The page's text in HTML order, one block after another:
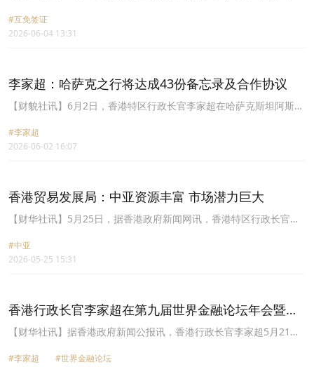
会、个人发展空间等。第三，五年规划有助香港更好融入和服务国家
发展大局，有利「一国两制」成功实践，让香港可享中国机遇和国际
划将巩固传统优势，开辟新赛道。企业将受惠于更清晰的政策方向、
更优质的营商环境，以及对接国家战略所带来的更多商机。
讨，让双方旅客可免签证逗留30天。双方政府代表今日在行政长官李
家超及乌兹别克斯坦外长赛尔多夫的见证下互换照会，确认建立互免
斯坦10天；乌兹别克斯坦外交及公务护照持有人可免签证访港14天，
而乌兹别克斯坦普通护照持有人访港须申领签证。为建立更紧密的双
边关系，特区政府与乌兹别克斯坦政府建立互免签证的安排，将香港
天，而乌兹别克斯坦所有护照持有人将可免签证访港30天。特区政府
发言人表示，继在2025年9月放宽乌兹别克斯坦人商务和旅游多次访
#互免签证
2026-06-04 13:31
李家超：哈萨克之行将达成43份备忘录及合作协议
【财貌社讯】6月2日，香港特区行政长官李家超在哈萨克斯坦阿斯塔
占中亚地区约百分之六十，更订下经济增长百分之七的目标，发展潜
力巨大。哈萨克斯坦亦是香港在中亚最大的贸易伙伴，双方合作空间
绿色金融等多个范畴。当中成果包括：首先，香港的航空公司将会在
明年首季，开通飞往哈萨克斯坦阿拉木图的直航航班。第二，双方协
议加强人工智能和数字发展的合作，推动数码基建发展，包括哈萨克
港三大创科园--即数码港、科技园、港深创科园，与阿斯塔纳枢纽协
议加强创科合作。第四，香港交易及结算所与阿斯塔纳枢纽及阿斯塔
克斯坦主权财富基金共同投资1亿美元，在哈萨克斯坦建立区域血液
净化产品制造中心。
#李家超
2026-06-02 16:07
香港贸易发展局：中亚资源丰富 市场潜力巨大
【财华社讯】5月25日，据香港政府新闻网讯，香港特区行政长官李
机。前者是区内经济大国，后者则是人口大国，两国机遇良多。香港
贸易发展局主席马时亨表示，特首此行会很有作用。外访团包括不同
场。
#中亚
2026-05-25 15:31
香港行政长官李家超在第九届世界金融论坛年会暨洲
际对话2026年度大会致辞
【财华社讯】据香港政府新闻公报讯，香港行政长官李家超5月21日
是全球第三、亚洲第一的国际金融中心。根据国际货币基金组织最新
#李家超
#世界金融论坛